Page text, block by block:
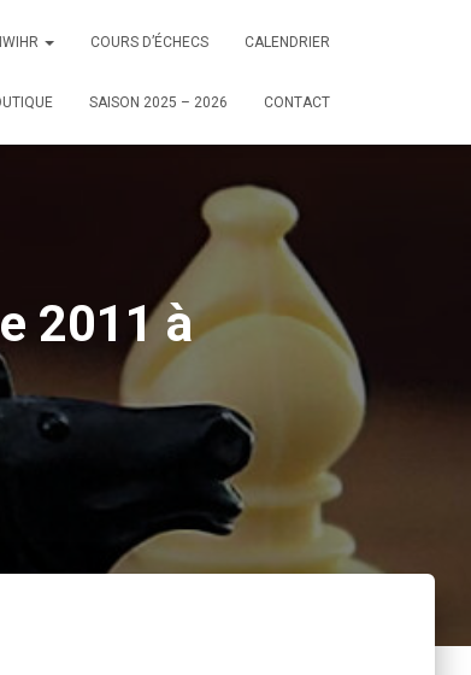
COURS D’ÉCHECS CALENDRIER
SAISON 2025 – 2026 CONTACT
2011 à